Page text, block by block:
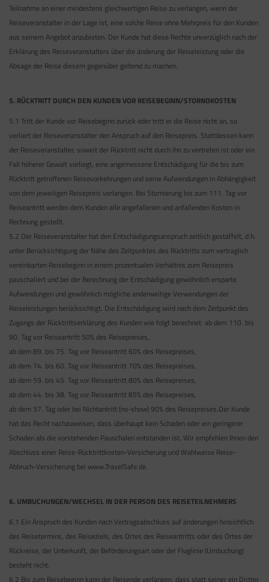
Teilnahme an einer mindestens gleichwertigen Reise zu verlangen, wenn der
Reiseveranstalter in der Lage ist, eine solche Reise ohne Mehrpreis für den Kunden
aus seinem Angebot anzubieten. Der Kunde hat diese Rechte unverzüglich nach der
Erklärung des Reiseveranstalters über die änderung der Reiseleistung oder die
Absage der Reise diesem gegenüber geltend zu machen.
5. RÜCKTRITT DURCH DEN KUNDEN VOR REISEBEGINN/STORNOKOSTEN
5.1 Tritt der Kunde vor Reisebeginn zurück oder tritt er die Reise nicht an, so
verliert der Reiseveranstalter den Anspruch auf den Reisepreis. Stattdessen kann
der Reiseveranstalter, soweit der Rücktritt nicht durch ihn zu vertreten ist oder ein
Fall höherer Gewalt vorliegt, eine angemessene Entschädigung für die bis zum
Rücktritt getroffenen Reisevorkehrungen und seine Aufwendungen in Abhängigkeit
von dem jeweiligen Reisepreis verlangen. Bei Stornierung bis zum 111. Tag vor
Reiseantritt werden dem Kunden alle angefallenen und anfallenden Kosten in
Rechnung gestellt.
5.2 Der Reiseveranstalter hat den Entschädigungsanspruch zeitlich gestaffelt, d.h.
unter Berücksichtigung der Nähe des Zeitpunktes des Rücktritts zum vertraglich
vereinbarten Reisebeginn in einem prozentualen Verhältnis zum Reisepreis
pauschaliert und bei der Berechnung der Entschädigung gewöhnlich ersparte
Aufwendungen und gewöhnlich mögliche anderweitige Verwendungen der
Reiseleistungen berücksichtigt. Die Entschädigung wird nach dem Zeitpunkt des
Zugangs der Rücktrittserklärung des Kunden wie folgt berechnet: ab dem 110. bis
90. Tag vor Reiseantritt 50% des Reisepreises,
ab dem 89. bis 75. Tag vor Reiseantritt 60% des Reisepreises,
ab dem 74. bis 60. Tag vor Reiseantritt 70% des Reisepreises,
ab dem 59. bis 45. Tag vor Reiseantritt 80% des Reisepreises,
ab dem 44. bis 38. Tag vor Reiseantritt 85% des Reisepreises,
ab dem 37. Tag oder bei Nichtantritt (no-show) 90% des Reisepreises.Der Kunde
hat das Recht nachzuweisen, dass überhaupt kein Schaden oder ein geringerer
Schaden als die vorstehenden Pauschalen entstanden ist. Wir empfehlen Ihnen den
Abschluss einer Reise-Rücktrittkosten-Versicherung und Wahlweise Reise-
Abbruch-Versicherung bei www.TravelSafe.de.
6. UMBUCHUNGEN/WECHSEL IN DER PERSON DES REISETEILNEHMERS
6.1 Ein Anspruch des Kunden nach Vertragsabschluss auf änderungen hinsichtlich
des Reisetermins, des Reiseziels, des Ortes des Reiseantritts oder des Ortes der
Rückreise, der Unterkunft, der Beförderungsart oder der Fluglinie (Umbuchung)
besteht nicht.
6.2 Bis zum Reisebeginn kann der Reisende verlangen, dass statt seiner ein Dritter